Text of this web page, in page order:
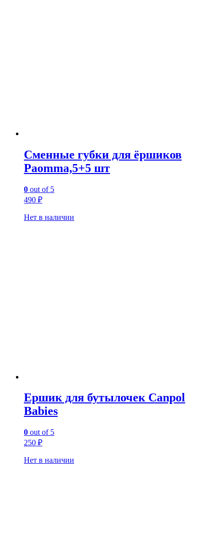
Сменные губки для ёршиков
Paomma,5+5 шт
0 out of 5
490 ₽
Нет в наличии
Ершик для бутылочек Canpol
Babies
0 out of 5
250 ₽
Нет в наличии